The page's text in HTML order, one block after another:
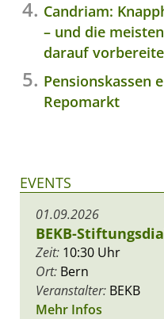
Candriam:
– und die
darauf
Pensionskassen
Repomarkt
EVENTS
01.09.2026
BEKB-
Zeit: 10:30 Uhr
Ort: Bern
Veranstalter: BEKB
Mehr Infos